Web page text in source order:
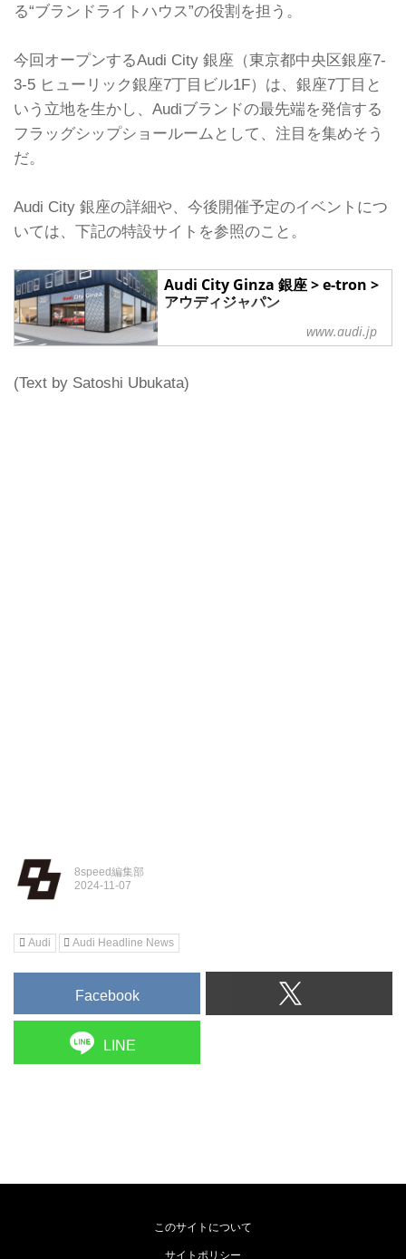
る“ブランドライトハウス”の役割を担う。
今回オープンするAudi City 銀座（東京都中央区銀座7-
3-5 ヒューリック銀座7丁目ビル1F）は、銀座7丁目と
いう立地を生かし、Audiブランドの最先端を発信する
フラッグシップショールームとして、注目を集めそう
だ。
Audi City 銀座の詳細や、今後開催予定のイベントにつ
いては、下記の特設サイトを参照のこと。
Audi City Ginza 銀座 > e-tron >
アウディジャパン
2024年12月7日、アウディ初のブラン
ドライトハウス「Audi City Ginza」が
の中心地から、アウディが提供するプ
www.audi.jp
(Text by Satoshi Ubukata)
8speed編集部
Audi Audi Headline News
Facebook
LINE
このサイトについて
サイトポリシー